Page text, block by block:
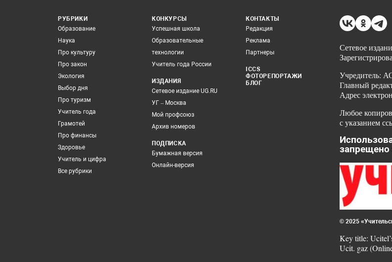
РУБРИКИ
Образование
Наука
Про культуру
Про закон
Экология
Выбор дня
Про туризм
Учитель года
Грамотей
Про финансы
Здоровье
Учитель и цифра
Все рубрики
КОНКУРСЫ
Успешная школа
Образовательные
технологии
Учитель года России
ИЗДАНИЯ
Сетевое издание UG.RU
УГ – Москва
Мой профсоюз
Архив номеров
ПОДПИСКА
Бумажная версия
Онлайн-версия
КОНТАКТЫ
Редакция
Реклама
Партнеры
ICCS
ФОТОРЕПОРТАЖИ
БЛОГ
Сетевое
Учредитель:
Главный
Адрес
Любое
с указанием
запрещено
© 2025
Key title:
Ucit. gaz